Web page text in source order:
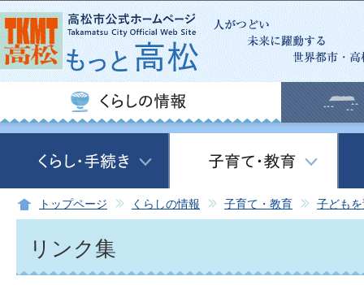
この
トップページ くらしの情報 子育て・教育 子ども
リンク集